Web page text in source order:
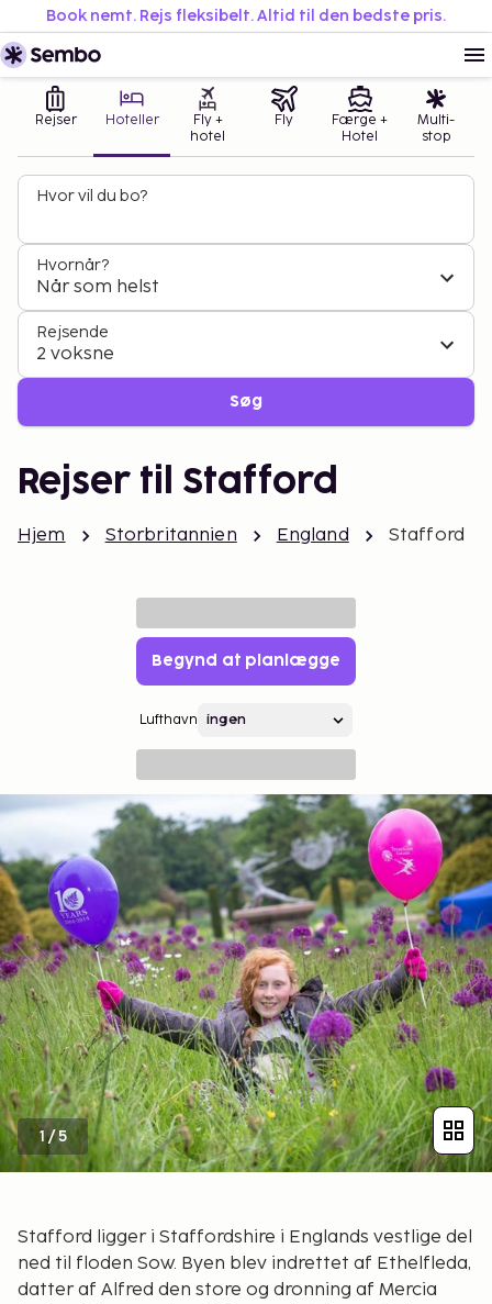
Book nemt. Rejs fleksibelt. Altid til den bedste pris.
Rejser Hoteller
Fly +
hotel
Fly
Færge +
Hotel
Multi-
stop
Hvor vil du bo?
Hvornår?
Når som helst
Rejsende
2 voksne
Søg
Rejser til Stafford
Hjem Storbritannien England Stafford
Begynd at planlægge
Lufthavn
1/5
Stafford ligger i Staffordshire i Englands vestlige del
ned til floden Sow. Byen blev indrettet af Ethelfleda,
datter af Alfred den store og dronning af Mercia